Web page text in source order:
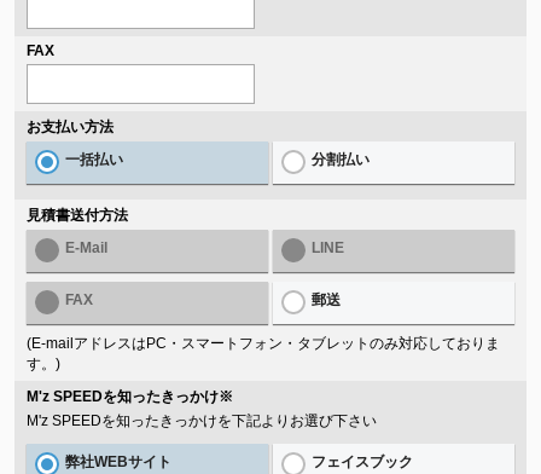
FAX
お支払い方法
一括払い
分割払い
見積書送付方法
E-Mail
LINE
FAX 郵送
(E-mailアドレスはPC・スマートフォン・タブレットのみ対応しておりま
す。)
M'z SPEEDを知ったきっかけ※
M'z SPEEDを知ったきっかけを下記よりお選び下さい
弊社WEBサイト フェイスブック